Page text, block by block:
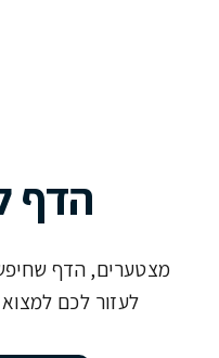
הדף
מצטערים, הדף
לעזור לכם